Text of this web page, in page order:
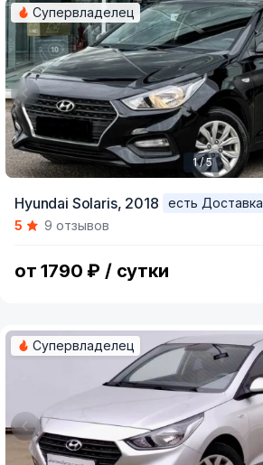
of
Супервладелец
1 / 5
Hyundai Solaris, 2018
есть Доставка
5
9 отзывов
от 1790 ₽ / сутки
Супервладелец